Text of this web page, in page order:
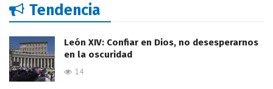
Tendencia
León XIV: Confiar en Dios, no desesperarnos
en la oscuridad
14